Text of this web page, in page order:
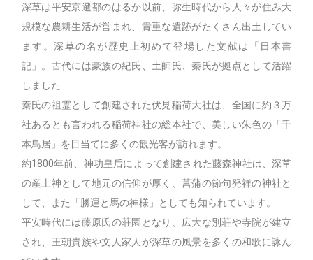
深草は平安京遷都のはるか以前、弥生時代から人々が住み大
規模な農耕生活が営まれ、貴重な遺跡がたくさん出土してい
ます。深草の名が歴史上初めて登場した文献は「日本書
記」。古代には豪族の紀氏、土師氏、秦氏が拠点として活躍
しました
秦氏の祖霊として創建された伏見稲荷大社は、全国に約３万
社あるとも言われる稲荷神社の総本社で、美しい朱色の「千
本鳥居」を目当てに多くの観光客が訪れます。
約1800年前、神功皇后によって創建された藤森神社は、深草
の産土神として地元の信仰が厚く、菖蒲の節句発祥の神社と
して、また「勝運と馬の神様」としても知られています。
平安時代には藤原氏の荘園となり、広大な別荘や寺院が建立
され、王朝貴族や文人家人が深草の風景を多くの和歌に詠ん